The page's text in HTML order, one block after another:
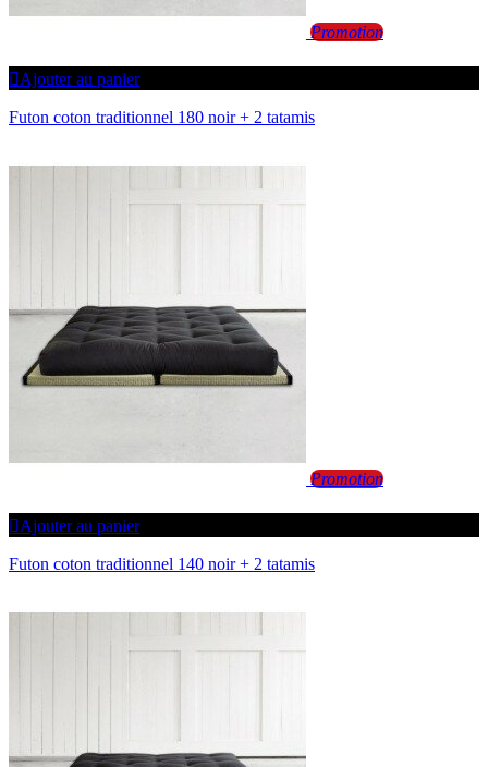
Promotion
Ajouter au panier
Futon coton traditionnel 180 noir + 2 tatamis
Promotion
Ajouter au panier
Futon coton traditionnel 140 noir + 2 tatamis